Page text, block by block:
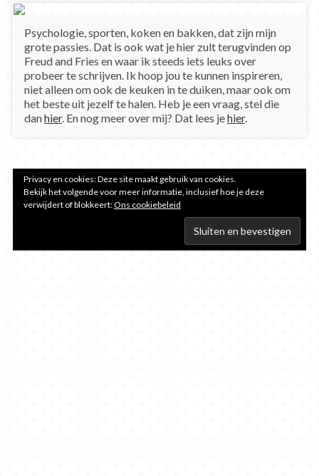
Psychologie, sporten, koken en bakken, dat zijn mijn
grote passies. Dat is ook wat je hier zult terugvinden op
Freud and Fries en waar ik steeds iets leuks over
probeer te schrijven. Ik hoop jou te kunnen inspireren,
niet alleen om ook de keuken in te duiken, maar ook om
het beste uit jezelf te halen. Heb je een vraag, stel die
danhier. En nog meer over mij? Dat lees jehier.
Privacy en cookies: Deze site maakt gebruik van cookies.
Bekijk het volgende voor meer informatie, inclusief hoe je deze
verwijdert of blokkeert:Ons cookiebeleid